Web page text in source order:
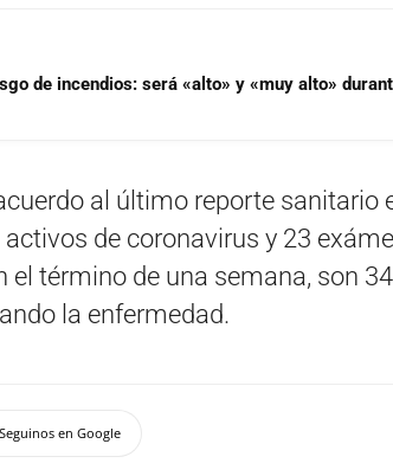
de incendios: será «alto» y «muy alto»
al último reporte sanitario
de coronavirus y 23
el término de una semana, son
la enfermedad.
en Google